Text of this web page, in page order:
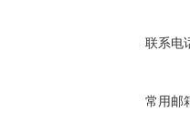
联系电
常用邮